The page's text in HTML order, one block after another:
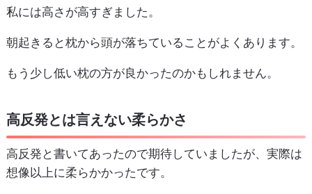
私には高さが高すぎました。
朝起きると枕から頭が落ちていることがよくあります。
もう少し低い枕の方が良かったのかもしれません。
高反発とは言えない柔らかさ
高反発と書いてあったので期待していましたが、実際は
想像以上に柔らかかったです。